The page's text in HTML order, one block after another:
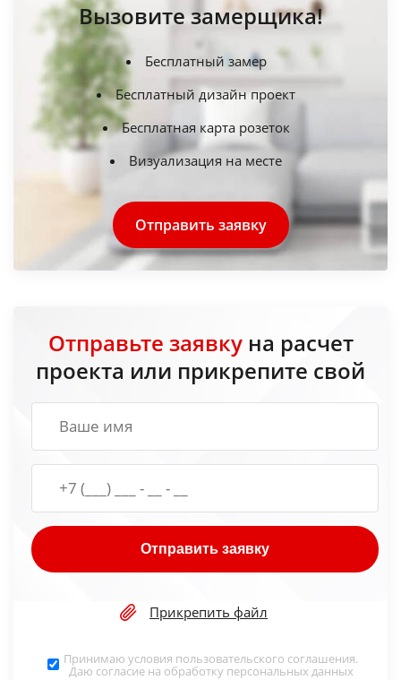
Вызовите замерщика!
Бесплатный замер
Бесплатный дизайн проект
Бесплатная карта розеток
Визуализация на месте
Отправить заявку
Отправьте заявкуна расчет
проекта или прикрепите свой
Отправить заявку
Прикрепить файл
Принимаю условия пользовательского соглашения.
Даю согласие на обработку персональных данных